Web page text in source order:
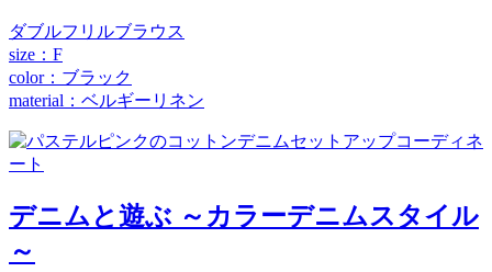
ダブルフリルブラウス
size：F
color：ブラック
material：ベルギーリネン
デニムと遊ぶ ～カラーデニムスタイル
～